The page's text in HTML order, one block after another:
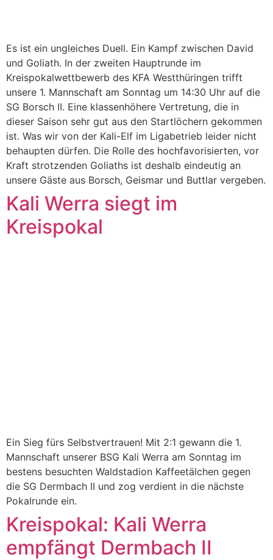
Es ist ein ungleiches Duell. Ein Kampf zwischen David
und Goliath. In der zweiten Hauptrunde im
Kreispokalwettbewerb des KFA Westthüringen trifft
unsere 1. Mannschaft am Sonntag um 14:30 Uhr auf die
SG Borsch II. Eine klassenhöhere Vertretung, die in
dieser Saison sehr gut aus den Startlöchern gekommen
ist. Was wir von der Kali-Elf im Ligabetrieb leider nicht
behaupten dürfen. Die Rolle des hochfavorisierten, vor
Kraft strotzenden Goliaths ist deshalb eindeutig an
unsere Gäste aus Borsch, Geismar und Buttlar vergeben.
Kali Werra siegt im
Kreispokal
Ein Sieg fürs Selbstvertrauen! Mit 2:1 gewann die 1.
Mannschaft unserer BSG Kali Werra am Sonntag im
bestens besuchten Waldstadion Kaffeetälchen gegen
die SG Dermbach II und zog verdient in die nächste
Pokalrunde ein.
Kreispokal: Kali Werra
empfängt Dermbach II